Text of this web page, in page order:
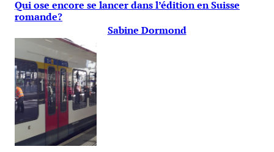
Qui ose encore se lancer dans l’édition en Suisse
romande?
Sabine Dormond